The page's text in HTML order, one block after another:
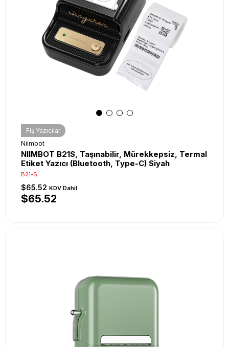
Fiş Yazıcılar
Niimbot
NIIMBOT B21S, Taşınabilir, Mürekkepsiz, Termal
Etiket Yazıcı (Bluetooth, Type-C) Siyah
B21-S
$65.52 KDV Dahil
$65.52